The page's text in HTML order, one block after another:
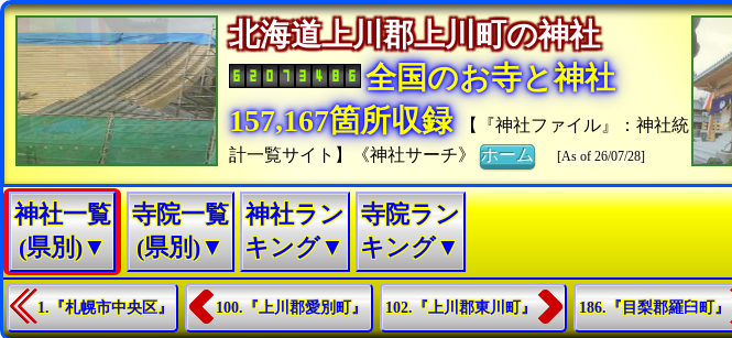
北海道上川郡上川町の神社
全国のお寺と神社
157,167箇所収録
【『神社ファイル』：神社統
計一覧サイト】《神社サーチ》ホーム [As of 26/07/28]
神社一覧
(県別)▼
寺院一覧
(県別)▼
神社ラン
キング▼
寺院ラン
キング▼
1.『札幌市中央区』 100.『上川郡愛別町』 102.『上川郡東川町』 186.『目梨郡羅臼町』